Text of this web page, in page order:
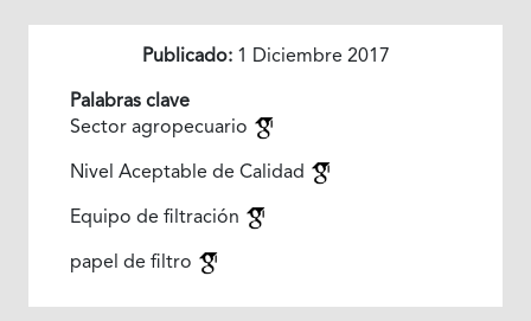
Publicado:1 Diciembre 2017
Palabras clave
Sector agropecuario
Nivel Aceptable de Calidad
Equipo de filtración
papel de filtro